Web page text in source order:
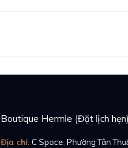
Boutique Hermle (Đặt lịch hẹn)
Địa chỉ: C Space, Phường Tân